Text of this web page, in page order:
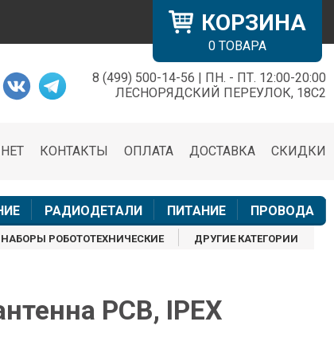
КОРЗИНА
0 ТОВАРА
8 (499) 500-14-56 | ПН. - ПТ. 12:00-20:00
ЛЕСНОРЯДСКИЙ ПЕРЕУЛОК, 18С2
СКИДКИ
ДОСТАВКА
ОПЛАТА
КОНТАКТЫ
РАДИОДЕТАЛИ ПИТАНИЕ ПРОВОДА
НАБОРЫ РОБОТОТЕХНИЧЕСКИЕ ДРУГИЕ КАТЕГОРИИ
PCB, IPEX